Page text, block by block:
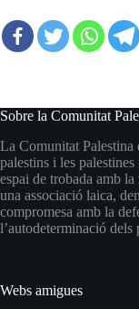
Sobre la Comunitat
La Comunitat Palestina
palestins i les
espai de trobada amb
una associació laica,
compromesa amb la
l’autodeterminació dels
Webs amigues